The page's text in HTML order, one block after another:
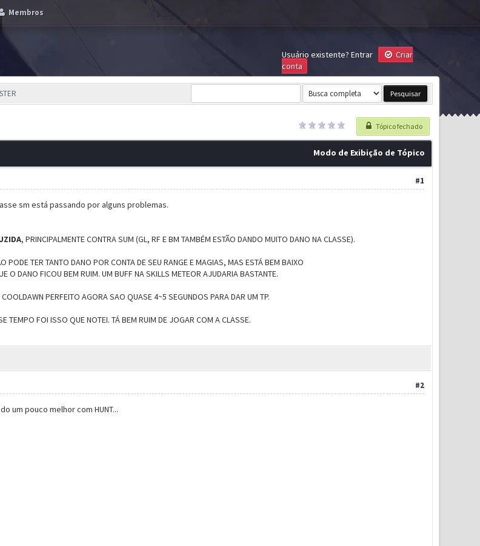
Membros
Usuário existente? Entrar
Criar
conta
Tópico fechado
Modo de Exibição de Tópico
#1
sm está passando por alguns problemas.
, PRINCIPALMENTE CONTRA SUM (GL, RF E BM TAMBÉM ESTÃO DANDO MUITO DANO NA CLASSE).
PODE TER TANTO DANO POR CONTA DE SEU RANGE E MAGIAS, MAS ESTÁ BEM BAIXO
O DANO FICOU BEM RUIM. UM BUFF NA SKILLS METEOR AJUDARIA BASTANTE.
PERFEITO AGORA SAO QUASE 4~5 SEGUNDOS PARA DAR UM TP.
TEMPO FOI ISSO QUE NOTEI. TÁ BEM RUIM DE JOGAR COM A CLASSE.
#2
um pouco melhor com HUNT...